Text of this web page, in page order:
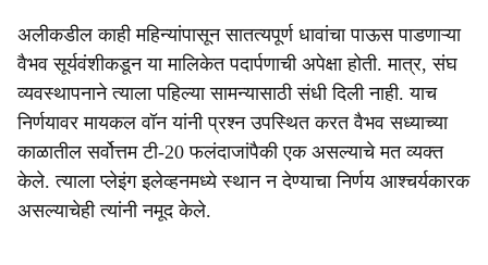
अलीकडील काही महिन्यांपासून सातत्यपूर्ण धावांचा पाऊस पाडणाऱ्या
वैभव सूर्यवंशीकडून या मालिकेत पदार्पणाची अपेक्षा होती. मात्र, संघ
व्यवस्थापनाने त्याला पहिल्या सामन्यासाठी संधी दिली नाही. याच
निर्णयावर मायकल वॉन यांनी प्रश्न उपस्थित करत वैभव सध्याच्या
काळातील सर्वोत्तम टी-20 फलंदाजांपैकी एक असल्याचे मत व्यक्त
केले. त्याला प्लेइंग इलेव्हनमध्ये स्थान न देण्याचा निर्णय आश्चर्यकारक
असल्याचेही त्यांनी नमूद केले.